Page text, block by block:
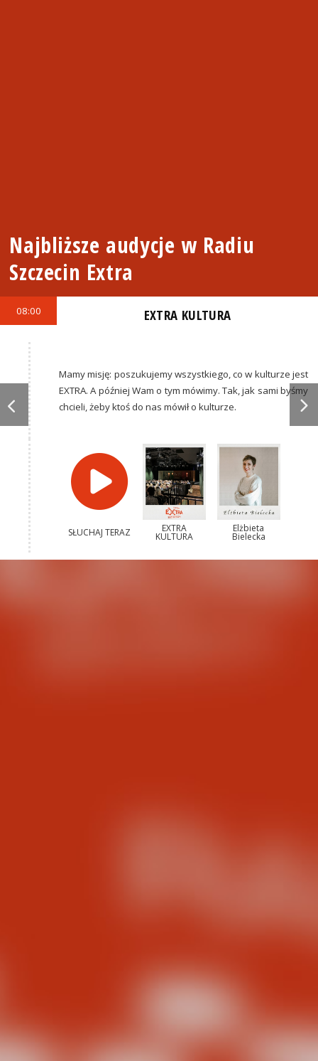
Najbliższe audycje w Radiu
Szczecin Extra
08:00 EXTRA KULTURA
Mamy misję: poszukujemy wszystkiego, co w kulturze jest
EXTRA. A później Wam o tym mówimy. Tak, jak sami byśmy
chcieli, żeby ktoś do nas mówił o kulturze.
SŁUCHAJ TERAZ EXTRA
KULTURA
Elżbieta
Bielecka